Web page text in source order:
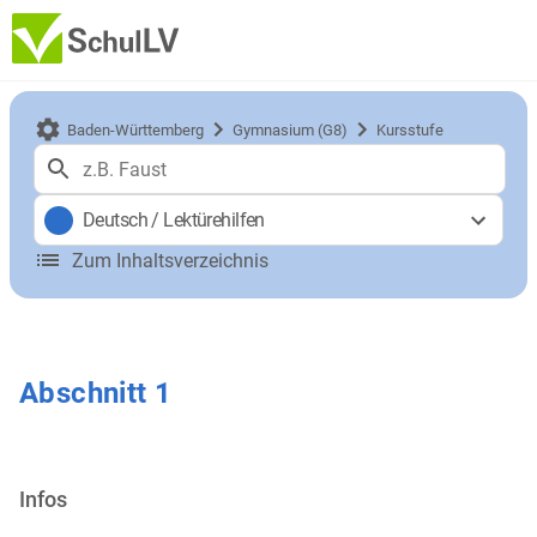
Baden-Württemberg Gymnasium (G8) Kursstufe
Deutsch/ Lektürehilfen
Zum Inhaltsverzeichnis
Abschnitt 1
Infos